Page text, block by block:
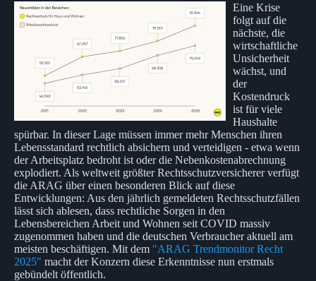
Eine Krise
folgt auf die
nächste, die
wirtschaftliche
Unsicherheit
wächst, und
der
Kostendruck
ist für viele
Haushalte
spürbar. In dieser Lage müssen immer mehr Menschen ihren
Lebensstandard rechtlich absichern und verteidigen - etwa wenn
der Arbeitsplatz bedroht ist oder die Nebenkostenabrechnung
explodiert. Als weltweit größter Rechtsschutzversicherer verfügt
die ARAG über einen besonderen Blick auf diese
Entwicklungen: Aus den jährlich gemeldeten Rechtsschutzfällen
lässt sich ablesen, dass rechtliche Sorgen in den
Lebensbereichen Arbeit und Wohnen seit COVID massiv
zugenommen haben und die deutschen Verbraucher aktuell am
meisten beschäftigen. Mit dem "ARAG Trendmonitor Recht
2025" macht der Konzern diese Erkenntnisse nun erstmals
gebündelt öffentlich.